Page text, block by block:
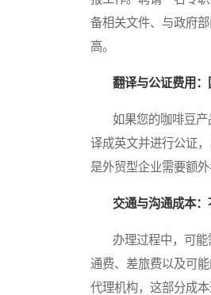
备相关文件、与政府
高。
翻译与公证费用
如果您的咖啡豆产
译成英文并进行公证
是外贸型企业需要额外
交通与沟通成本
办理过程中，可能
通费、差旅费以及可
代理机构，这部分成